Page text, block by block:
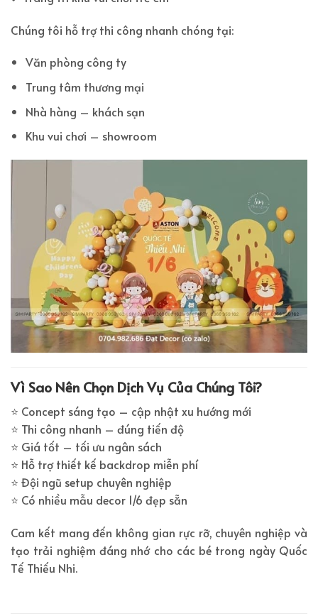
Chúng tôi hỗ trợ thi công nhanh chóng tại:
Văn phòng công ty
Trung tâm thương mại
Nhà hàng – khách sạn
Khu vui chơi – showroom
Vì Sao Nên Chọn Dịch Vụ Của Chúng Tôi?
⭐ Concept sáng tạo – cập nhật xu hướng mới
⭐ Thi công nhanh – đúng tiến độ
⭐ Giá tốt – tối ưu ngân sách
⭐ Hỗ trợ thiết kế backdrop miễn phí
⭐ Đội ngũ setup chuyên nghiệp
⭐ Có nhiều mẫu decor 1/6 đẹp sẵn
Cam kết mang đến không gian rực rỡ, chuyên nghiệp và
tạo trải nghiệm đáng nhớ cho các bé trong ngày Quốc
Tế Thiếu Nhi.